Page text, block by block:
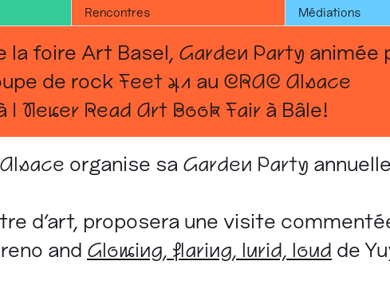
Rencontres Médiations
la foire Art Basel, Garden Party animée
de rock Feet 41 au CRAC Alsace
I Never Read Art Book Fair à Bâle!
organise sa Garden Party
d'art, proposera une visite
and Glowing, flaring, lurid, loud de